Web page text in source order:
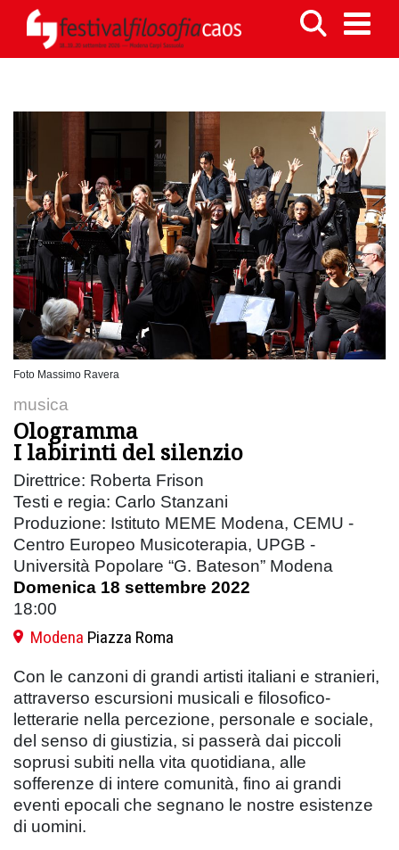
Foto Massimo Ravera
musica
Ologramma
I labirinti del silenzio
Direttrice: Roberta Frison
Testi e regia: Carlo Stanzani
Produzione: Istituto MEME Modena, CEMU -
Centro Europeo Musicoterapia, UPGB -
Università Popolare “G. Bateson” Modena
Domenica 18 settembre 2022
18:00
Modena Piazza Roma
Con le canzoni di grandi artisti italiani e stranieri,
attraverso escursioni musicali e filosofico-
letterarie nella percezione, personale e sociale,
del senso di giustizia, si passerà dai piccoli
soprusi subiti nella vita quotidiana, alle
sofferenze di intere comunità, fino ai grandi
eventi epocali che segnano le nostre esistenze
di uomini.